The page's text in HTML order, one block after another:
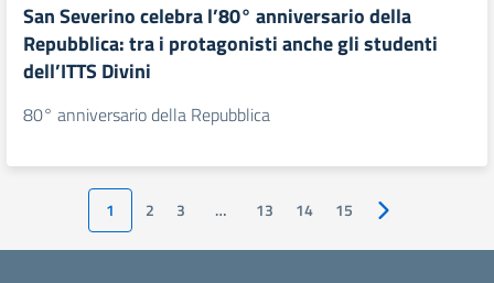
San Severino celebra l’80° anniversario della
Repubblica: tra i protagonisti anche gli studenti
dell’ITTS Divini
80° anniversario della Repubblica
1 2 3 … 13 14 15 Pagina